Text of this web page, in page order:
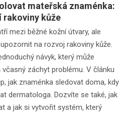
mateřská znaménka:
rakoviny kůže
mezi běžné kožní útvary, ale
na rozvoj rakoviny kůže.
návyk, který může
záchyt problému. V článku
jak znaménka sledovat doma, kdy
dermatologa. Dozvíte se také, jak
a jak si vytvořit systém, který